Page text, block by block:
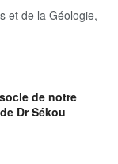
et de la Géologie,
de notre
Dr Sékou